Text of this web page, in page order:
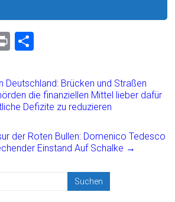
Pr
t
e
n
Deutschland: Brücken und Straßen
die finanziellen Mittel lieber dafür
Defizite zu reduzieren
der Roten Bullen: Domenico Tedesco
Einstand Auf Schalke →